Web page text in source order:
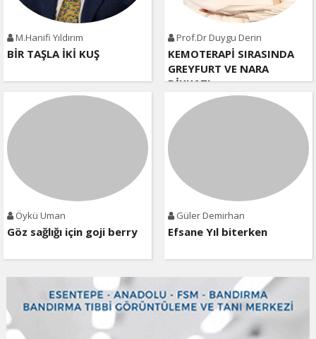
M.Hanifi Yıldırım
BİR TAŞLA İKİ KUŞ
Prof.Dr Duygu Derin
KEMOTERAPİ SIRASINDA
GREYFURT VE NARA
DİKKAT!
Öykü Uman
Göz sağlığı için goji berry
Güler Demirhan
Efsane Yıl biterken